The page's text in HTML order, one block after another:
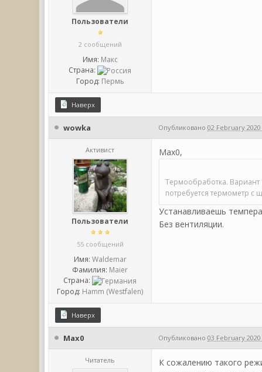
Пользователи
2 сообщений
Имя: Макс
Страна:
Город: Пермь
Наверх
wowka Опубликовано02 February 2020
Активист
Пользователи
55 сообщений
Имя: Waldemar
Фамилия: Maier
Страна:
Город: Hamm (Westfalen)
Max0,
Термообработка. Вариант
потребуется термометр с
Устанавливаешь
Без вентиляции.
Наверх
Max0 Опубликовано03 February 2020
Читатель
К сожалению такого